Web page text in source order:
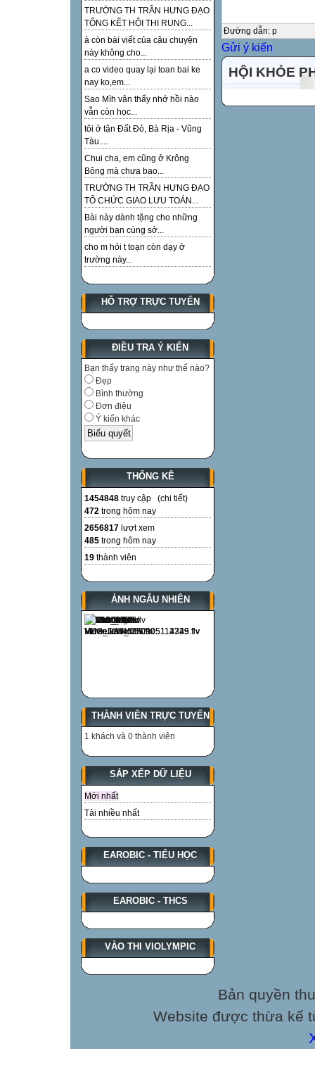
TRƯỜNG TH TRẦN HƯNG ĐẠO
TỔNG KẾT HỘI THI RUNG...
à còn bài viết của câu chuyện
này không cho...
a co video quay lại toan bai ke
nay ko,em...
Sao Mìh vân thấy nhớ hồi nào
vẫn còn học...
tôi ở tận Đất Đỏ, Bà Rịa - Vũng
Tàu....
Chui cha, em cũng ở Krông
Bông mà chưa bao...
TRƯỜNG TH TRẦN HƯNG ĐẠO
TỔ CHỨC GIAO LƯU TOÁN...
Bài này dành tặng cho những
người bạn cùng sở...
cho m hỏi t toạn còn dạy ở
trường này...
HỖ TRỢ TRỰC TUYẾN
ĐIỀU TRA Ý KIẾN
Bạn thấy trang này như thế nào?
Đẹp
Bình thường
Đơn điệu
Ý kiến khác
THỐNG KÊ
1454848 truy cập (chi tiết)
472 trong hôm nay
2656817 lượt xem
485 trong hôm nay
19 thành viên
ẢNH NGẪU NHIÊN
THÀNH VIÊN TRỰC TUYẾN
1 khách và 0 thành viên
SẮP XẾP DỮ LIỆU
Mới nhất
Tải nhiều nhất
EAROBIC - TIỂU HỌC
EAROBIC - THCS
VÀO THI VIOLYMPIC
Đường dẫn: p
Gửi ý kiến
HỘI KHỎE
Bản quyền
Website được thừa kế